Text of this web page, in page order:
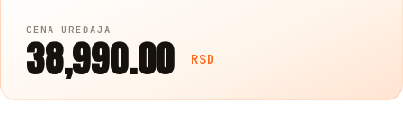
38,990.00 RSD